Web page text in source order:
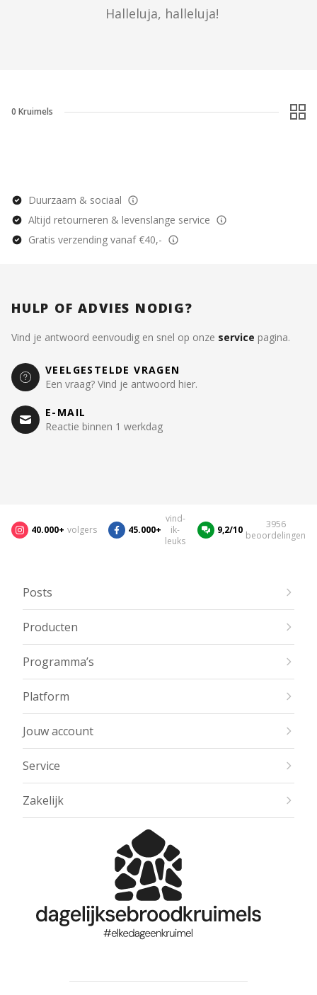
Halleluja, halleluja!
0 Kruimels
Duurzaam & sociaal
Altijd retourneren & levenslange service
Gratis verzending vanaf €40,-
HULP OF ADVIES NODIG?
Vind je antwoord eenvoudig en snel op onze service pagina.
VEELGESTELDE VRAGEN
Een vraag? Vind je antwoord hier.
E-MAIL
Reactie binnen 1 werkdag
40.000+ volgers 45.000+
vind-
ik-
leuks
9,2/10
3956
beoordelingen
Posts
Producten
Programma’s
Platform
Jouw account
Service
Zakelijk